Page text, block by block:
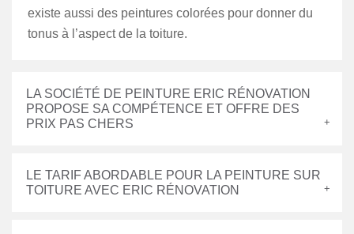
existe aussi des peintures colorées pour donner du
tonus à l’aspect de la toiture.
LA SOCIÉTÉ DE PEINTURE ERIC RÉNOVATION
PROPOSE SA COMPÉTENCE ET OFFRE DES
PRIX PAS CHERS
LE TARIF ABORDABLE POUR LA PEINTURE SUR
TOITURE AVEC ERIC RÉNOVATION